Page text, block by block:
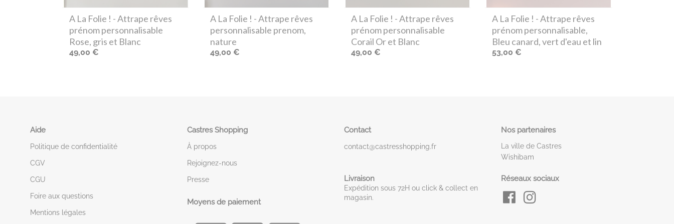
A La Folie ! - Attrape rêves
prénom personnalisable
Rose, gris et Blanc
49,00 €
A La Folie ! - Attrape rêves
personnalisable prenom,
nature
49,00 €
A La Folie ! - Attrape rêves
prénom personnalisable
Corail Or et Blanc
49,00 €
A La Folie ! - Attrape rêves
prénom personnalisable,
Bleu canard, vert d'eau et lin
53,00 €
Aide
Politique de confidentialité
CGV
CGU
Foire aux questions
Mentions légales
Castres Shopping
À propos
Rejoignez-nous
Presse
Moyens de paiement
Contact
contact@castresshopping.fr
Livraison
Expédition sous 72H ou click & collect en
magasin.
Nos partenaires
La ville de Castres
Wishibam
Réseaux sociaux